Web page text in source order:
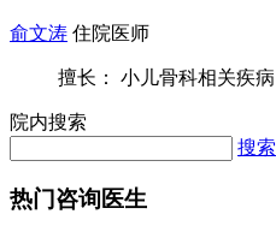
俞文涛 住院医师
擅长： 小儿骨科相关疾病
院内搜索
搜索
热门咨询医生